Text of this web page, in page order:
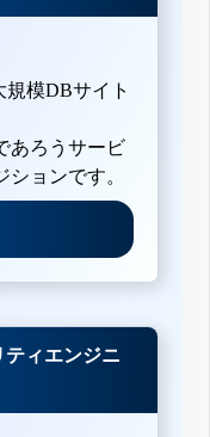
規模DBサイト
あろうサービ
ョンです。
ィエンジニ